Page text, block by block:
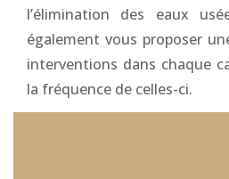
l’élimination des eaux
également vous proposer
interventions dans chaque
la fréquence de celles-ci.